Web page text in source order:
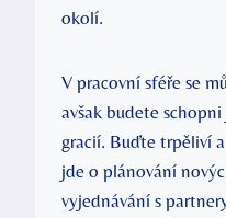
okolí.
V pracovní sféře se
avšak budete
gracií. Buďte trpěliví
jde o plánování
vyjednávání s